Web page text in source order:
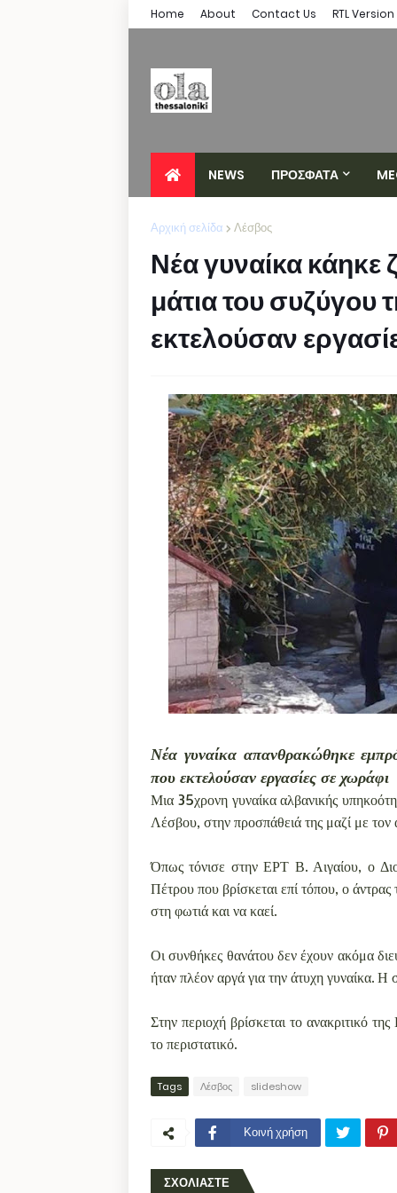
Home About Contact Us RTL Version
NEWS ΠΡΟΣΦΑΤΑ
Αρχική σελίδα Λέσβος
Νέα γυναίκα
μάτια του συζύγου
εκτελούσαν
Νέα γυναίκα απανθρακώθηκε
που εκτελούσαν εργασίες σε χωράφι
Μια 35χρονη γυναίκα αλβανικής
Λέσβου, στην προσπάθειά της μαζί με
Όπως τόνισε στην ΕΡΤ Β. Αιγαίου, ο
Πέτρου που βρίσκεται επί τόπου, ο
στη φωτιά και να καεί.
Οι συνθήκες θανάτου δεν έχουν ακόμα
ήταν πλέον αργά για την άτυχη γυναίκα. Η
Στην περιοχή βρίσκεται το ανακριτικό
το περιστατικό.
Tags Λέσβος slideshow
Κοινή χρήση
ΣΧΟΛΙΑΣΤΕ